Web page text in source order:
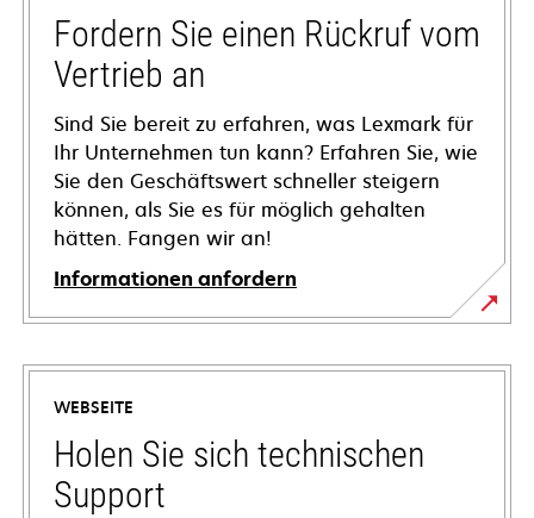
Fordern Sie einen Rückruf vom
Vertrieb an
Sind Sie bereit zu erfahren, was Lexmark für
Ihr Unternehmen tun kann? Erfahren Sie, wie
Sie den Geschäftswert schneller steigern
können, als Sie es für möglich gehalten
hätten. Fangen wir an!
Informationen anfordern
WEBSEITE
Holen Sie sich technischen
Support